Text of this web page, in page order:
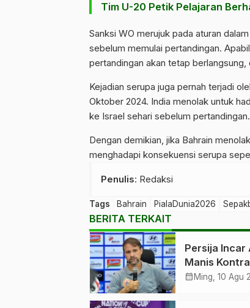
Tim U-20 Petik Pelajaran
Sanksi WO merujuk pada aturan
sebelum memulai pertandingan.
pertandingan akan tetap
Kejadian serupa juga pernah terjadi
Oktober 2024. India menolak untuk
ke Israel sehari sebelum pertandingan.
Dengan demikian, jika Bahrain
menghadapi konsekuensi serupa
Penulis: Redaksi
Tags Bahrain PialaDunia2026
BERITA TERKAIT
Persija Incar
Manis
BRI Super
calendar_month Ming, 10 Agu